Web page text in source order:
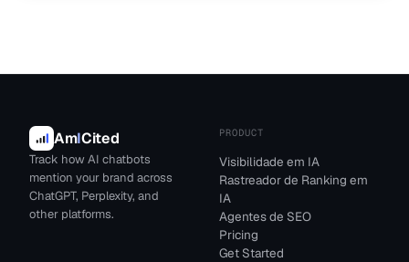
AmICited
Track how AI chatbots
mention your brand across
ChatGPT, Perplexity, and
other platforms.
PRODUCT
Visibilidade em IA
Rastreador de Ranking em
IA
Agentes de SEO
Pricing
Get Started